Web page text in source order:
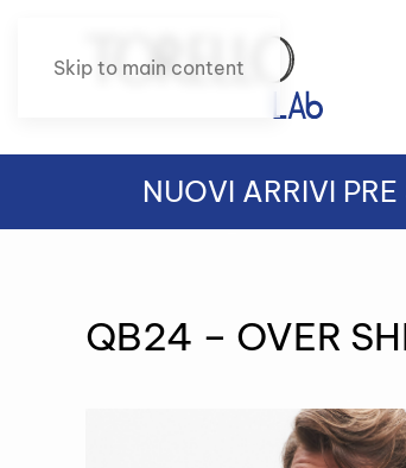
Skip to main content
NUOVI ARRIVI
QB24 – OVER